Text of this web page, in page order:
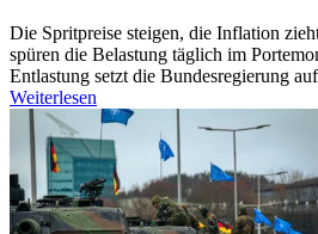
Die Spritpreise steigen, die Inflation
spüren die Belastung täglich im
Entlastung setzt die Bundesregierung
Weiterlesen